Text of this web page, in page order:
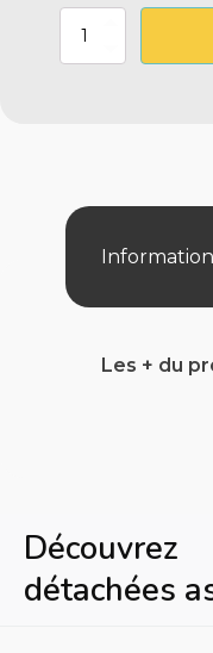
quantité
Les + du
détachées